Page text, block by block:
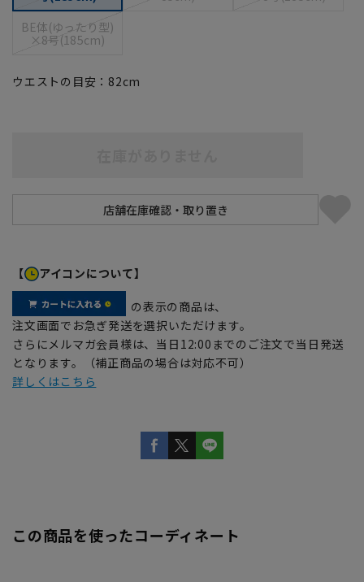
BE体(ゆったり型)
×8号(185cm)
ウエストの目安： 82cm
【 アイコンについて】
の表示の商品は、
注文画面でお急ぎ発送を選択いただけます。
さらにメルマガ会員様は、当日12:00までのご注文で当日発送
となります。（補正商品の場合は対応不可）
詳しくはこちら
この商品を使ったコーディネート